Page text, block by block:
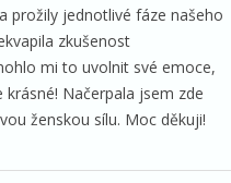
prožily jednotlivé fáze našeho
zkušenost
mi to uvolnit své emoce,
Načerpala jsem zde
ženskou sílu. Moc děkuji!